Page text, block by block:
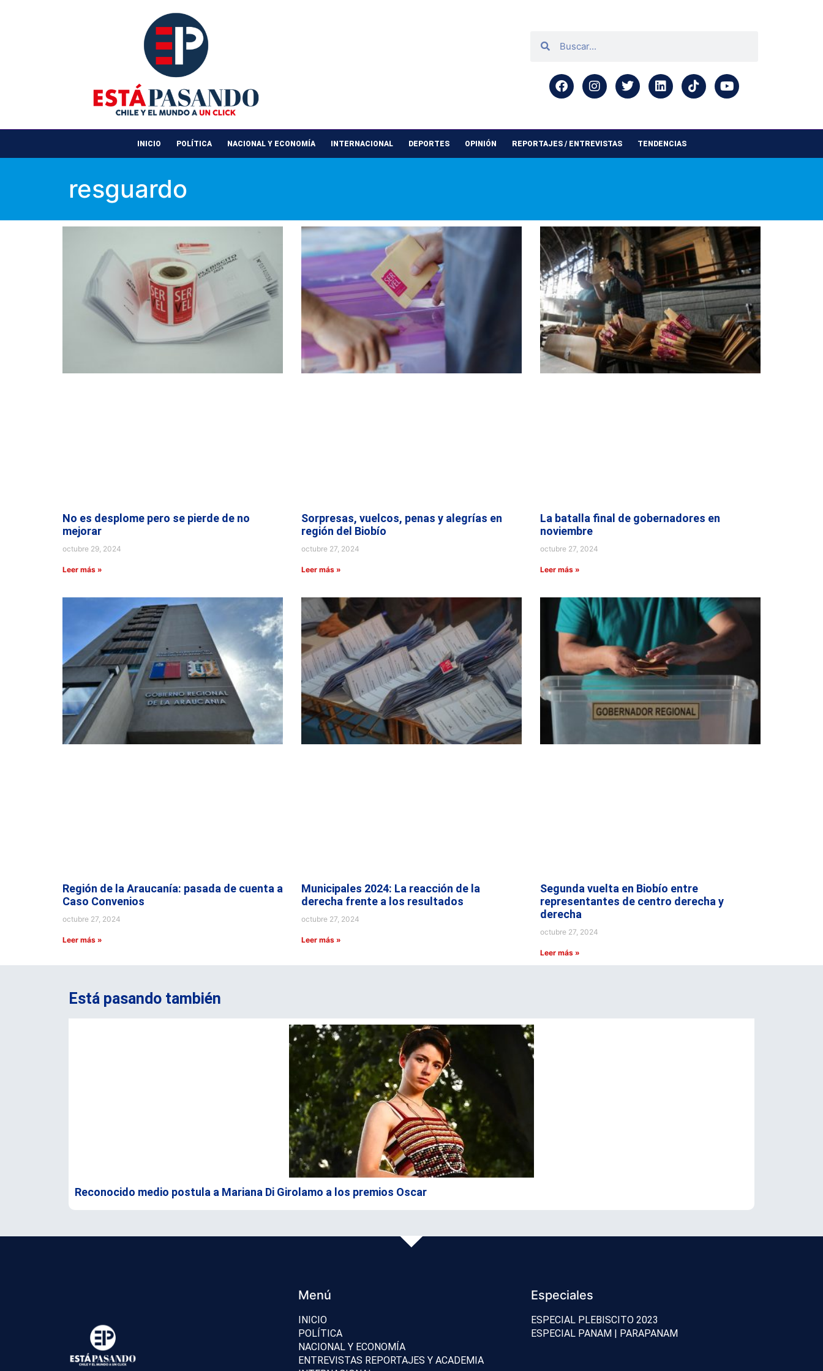
INICIO POLÍTICA NACIONAL Y ECONOMÍA INTERNACIONAL DEPORTES OPINIÓN REPORTAJES / ENTREVISTAS TENDENCIAS
resguardo
No es desplome pero se pierde de no
mejorar
octubre 29, 2024
Leer más »
Sorpresas, vuelcos, penas y alegrías en
región del Biobío
octubre 27, 2024
Leer más »
La batalla final de gobernadores en
noviembre
octubre 27, 2024
Leer más »
Región de la Araucanía: pasada de cuenta a
Caso Convenios
octubre 27, 2024
Leer más »
Municipales 2024: La reacción de la
derecha frente a los resultados
octubre 27, 2024
Leer más »
Segunda vuelta en Biobío entre
representantes de centro derecha y
derecha
octubre 27, 2024
Leer más »
Está pasando también
Reconocido medio postula a Mariana Di Girolamo a los premios Oscar
Menú
INICIO
POLÍTICA
NACIONAL Y ECONOMÍA
ENTREVISTAS REPORTAJES Y ACADEMIA
Especiales
ESPECIAL PLEBISCITO 2023
ESPECIAL PANAM | PARAPANAM